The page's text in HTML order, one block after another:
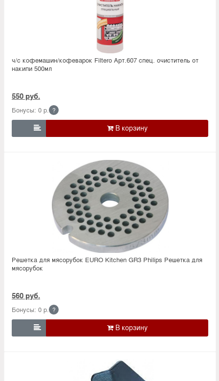
ч/с кофемашин/кофеварок Filtero Арт.607 спец. очиститель от
накипи 500мл
550 руб.
Бонусы: 0 р. ?

Решетка для мясорубок EURO Kitchen GR3 Philips Решетка для
мясорубок
560 руб.
Бонусы: 0 р. ?
